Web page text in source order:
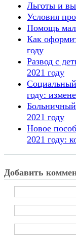
Льготы и
Условия
Помощь
Как
году
Развод с
2021 году
году:
2021 году
Новое
2021 году:
Добавить